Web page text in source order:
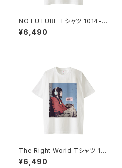
NO FUTURE Tシャツ 1014-2
30221296
¥6,490
The Right World Tシャツ 10
14-230221351
¥6,490